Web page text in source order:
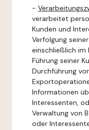
-
verarbeitet
Kunden und
Verfolgung
einschließlich im
Führung seiner
Durchführung
Informationen
Interessenten,
Verwaltung von
oder